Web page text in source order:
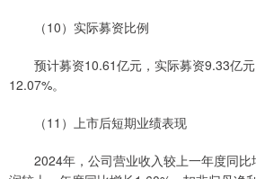
（10）实际募资比例
预计募资10.61亿元，实际募资9.33亿元
12.07%。
（11）上市后短期业绩表现
2024年，公司营业收入较上一年度同比